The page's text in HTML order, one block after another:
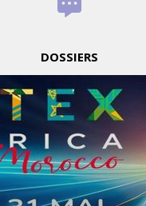
DOSSIERS